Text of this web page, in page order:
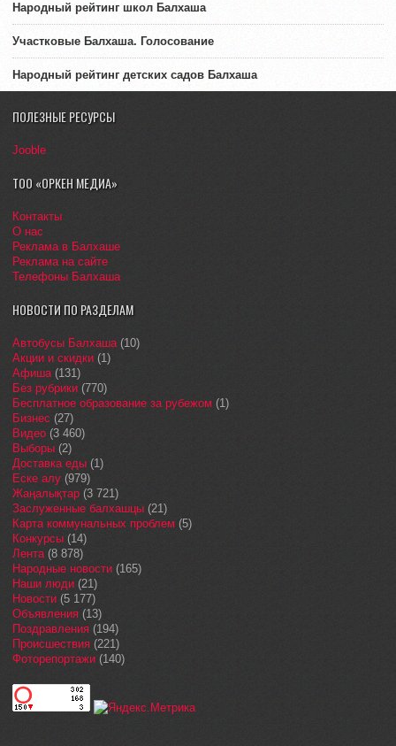
Народный рейтинг школ Балхаша
Участковые Балхаша. Голосование
Народный рейтинг детских садов Балхаша
ПОЛЕЗНЫЕ РЕСУРСЫ
Jooble
ТОО «ОРКЕН МЕДИА»
Контакты
О нас
Реклама в Балхаше
Реклама на сайте
Телефоны Балхаша
НОВОСТИ ПО РАЗДЕЛАМ
Автобусы Балхаша(10)
Акции и скидки (1)
Афиша(131)
Без рубрики (770)
Бесплатное образование за рубежом (1)
Бизнес (27)
Видео (3 460)
Выборы (2)
Доставка еды (1)
Еске алу (979)
Жаңалықтар (3 721)
Заслуженные балхашцы (21)
Карта коммунальных проблем (5)
Конкурсы (14)
Лента(8 878)
Народные новости (165)
Наши люди (21)
Новости (5 177)
Объявления (13)
Поздравления (194)
Происшествия (221)
Фоторепортажи (140)